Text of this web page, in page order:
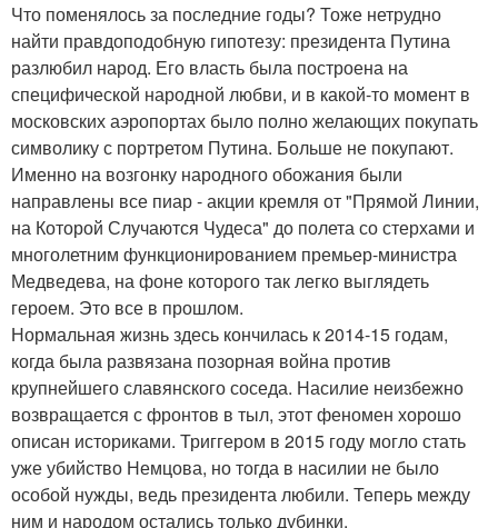
Что поменялось за последние годы? Тоже нетрудно
найти правдоподобную гипотезу: президента Путина
разлюбил народ. Его власть была построена на
специфической народной любви, и в какой-то момент в
московских аэропортах было полно желающих покупать
символику с портретом Путина. Больше не покупают.
Именно на возгонку народного обожания были
направлены все пиар - акции кремля от "Прямой Линии,
на Которой Случаются Чудеса" до полета со стерхами и
многолетним функционированием премьер-министра
Медведева, на фоне которого так легко выглядеть
героем. Это все в прошлом.
Нормальная жизнь здесь кончилась к 2014-15 годам,
когда была развязана позорная война против
крупнейшего славянского соседа. Насилие неизбежно
возвращается с фронтов в тыл, этот феномен хорошо
описан историками. Триггером в 2015 году могло стать
уже убийство Немцова, но тогда в насилии не было
особой нужды, ведь президента любили. Теперь между
ним и народом остались только дубинки.